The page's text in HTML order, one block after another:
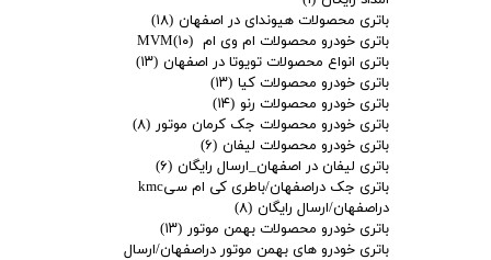
باتری محصولات هیوندای در اصفهان (۱۸)
باتری خودرو محصولات ام وی ام MVM (۱۰)
باتری انواع محصولات تویوتا در اصفهان (۱۳)
باتری خودرو محصولات کیا (۱۳)
باتری خودرو محصولات رنو (۱۴)
باتری خودرو محصولات جک کرمان موتور (۸)
باتری خودرو محصولات لیفان (۶)
باتری لیفان در اصفهان_ارسال رایگان (۶)
باتری جک دراصفهان/باطری کی ام سیkmc
دراصفهان/ارسال رایگان (۸)
باتری خودرو محصولات بهمن موتور (۱۳)
باتری خودرو های بهمن موتور دراصفهان/ارسال